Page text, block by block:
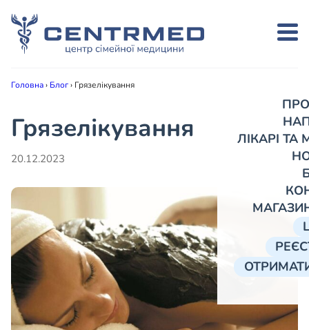
ЛІКАРІ
Головна› Блог› Грязелікування
Грязелікування
20.12.2023